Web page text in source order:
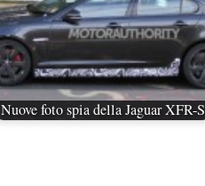
Nuove foto spia della Jaguar XFR-S